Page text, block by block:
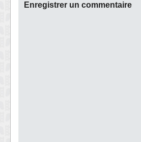
Enregistrer un commentaire